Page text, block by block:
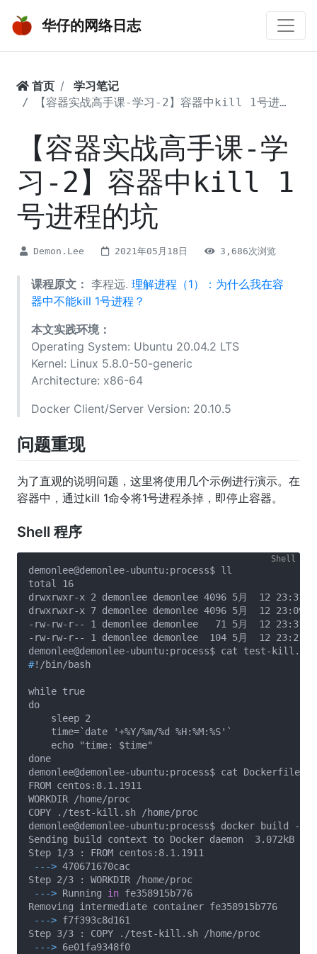
华仔的网络日志
首页 学习笔记
【容器实战高手课-学习-2】容器中kill 1号进程的坑
【容器实战高手课-学
习-2】容器中kill 1
号进程的坑
Demon.Lee 2021年05月18日 3,686次浏览
课程原文： 李程远. 理解进程（1）：为什么我在容
器中不能kill 1号进程？
本文实践环境：
Operating System: Ubuntu 20.04.2 LTS
Kernel: Linux 5.8.0-50-generic
Architecture: x86-64
Docker Client/Server Version: 20.10.5
问题重现
为了直观的说明问题，这里将使用几个示例进行演示。在
容器中，通过kill 1命令将1号进程杀掉，即停止容器。
Shell 程序
demonlee@demonlee-ubuntu:process$ ll
total 16
drwxrwxr-x 2 demonlee demonlee 4096 5月  12 23:31
drwxrwxr-x 7 demonlee demonlee 4096 5月  12 23:09
-rw-rw-r-- 1 demonlee demonlee   71 5月  12 23:31
-rw-rw-r-- 1 demonlee demonlee  104 5月  12
#!/bin/bash
while true
do
    sleep 2
    time=`date '+%Y/%m/%d %H:%M:%S'`
    echo "time: $time"
done
demonlee@demonlee-ubuntu:process$ cat
FROM centos:8.1.1911
WORKDIR /home/proc
COPY ./test-kill.sh /home/proc
demonlee@demonlee-ubuntu:process$ docker
Sending build context to Docker daemon  3.072kB
---> 470671670cac
---> Running in fe358915b776
---> f7f393c8d161
---> 6e01fa9348f0